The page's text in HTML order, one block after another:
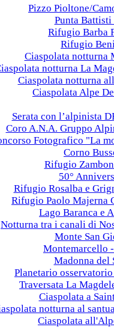
Pizzo Pioltone/
Punta Battisti
Rifugio Barba
Rifugio
Ciaspolata notturna
notturna La
Ciaspolata notturna
Ciaspolata Alpe
Serata con l’alpinista
Coro A.N.A. Gruppo
Fotografico "La
Corno
Rifugio
50°
Rifugio Rosalba e
Rifugio Paolo Majerna
Lago Baranca e
Notturna tra i canali di
Monte San
Montemarcello
Madonna del
Planetario
Traversata La
Ciaspolata a
notturna al
Ciaspolata